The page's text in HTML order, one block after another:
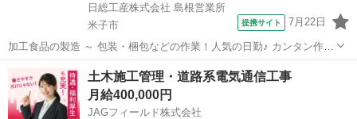
日総工産株式会社 島根営業所
米子市
提携サイト 7月22日
加工食品の製造 ～ 包装・梱包などの作業！人気の日勤♪ カンタン作業
のお仕事です♪ 未経験者大歓迎♪ Point1★米子市でのお仕事です☆ミ
Point2☆男女共に活躍中♪ アットホームな派遣職場です♪ Point3★人
気...
米子市 生産管理
土木施工管理・道路系電気通信工事
月給400,000円
JAGフィールド株式会社